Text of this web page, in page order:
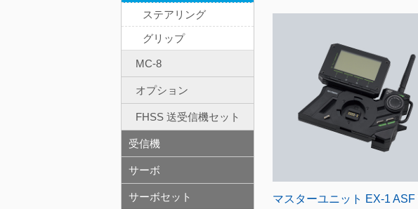
マスターユニット EX-1 ASF
ステアリング
グリップ
MC-8
オプション
FHSS 送受信機セット
受信機
サーボ
サーボセット